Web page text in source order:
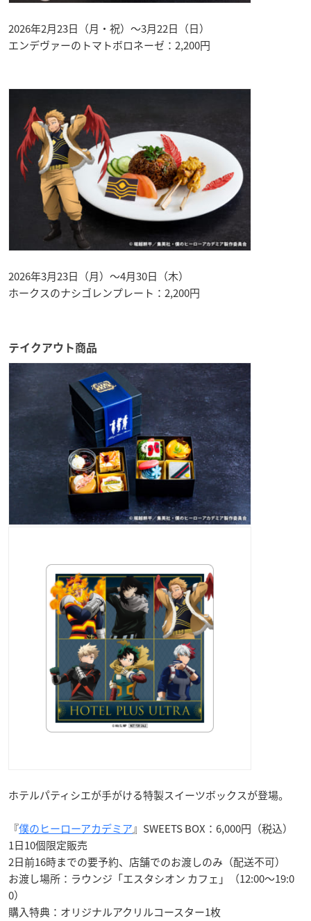
2026年2月23日（月・祝）〜3月22日（日）
エンデヴァーのトマトボロネーゼ：2,200円
2026年3月23日（月）〜4月30日（木）
ホークスのナシゴレンプレート：2,200円
テイクアウト商品
ホテルパティシエが手がける特製スイーツボックスが登場。
『僕のヒーローアカデミア』SWEETS BOX：6,000円（税込）
1日10個限定販売
2日前16時までの要予約、店舗でのお渡しのみ（配送不可）
お渡し場所：ラウンジ「エスタシオン カフェ」（12:00〜19:0
0）
購入特典：オリジナルアクリルコースター1枚